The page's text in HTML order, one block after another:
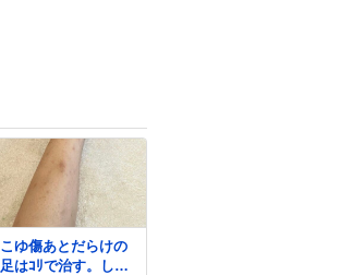
こゆ傷あとだらけの
足はｺﾘで治す。しか